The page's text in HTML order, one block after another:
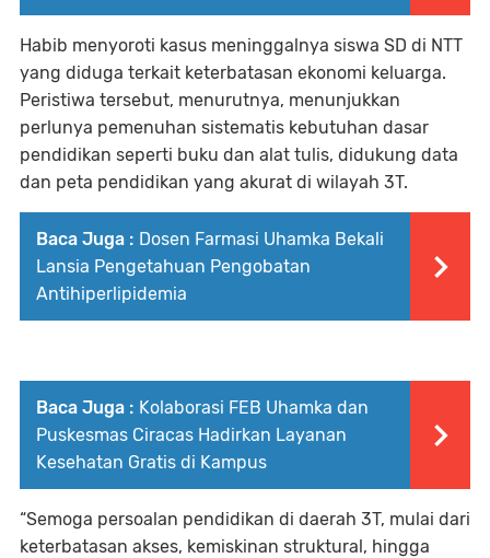
Habib menyoroti kasus meninggalnya siswa SD di NTT
yang diduga terkait keterbatasan ekonomi keluarga.
Peristiwa tersebut, menurutnya, menunjukkan
perlunya pemenuhan sistematis kebutuhan dasar
pendidikan seperti buku dan alat tulis, didukung data
dan peta pendidikan yang akurat di wilayah 3T.
Baca Juga : Dosen Farmasi Uhamka Bekali
Lansia Pengetahuan Pengobatan
Antihiperlipidemia
Baca Juga : Kolaborasi FEB Uhamka dan
Puskesmas Ciracas Hadirkan Layanan
Kesehatan Gratis di Kampus
“Semoga persoalan pendidikan di daerah 3T, mulai dari
keterbatasan akses, kemiskinan struktural, hingga